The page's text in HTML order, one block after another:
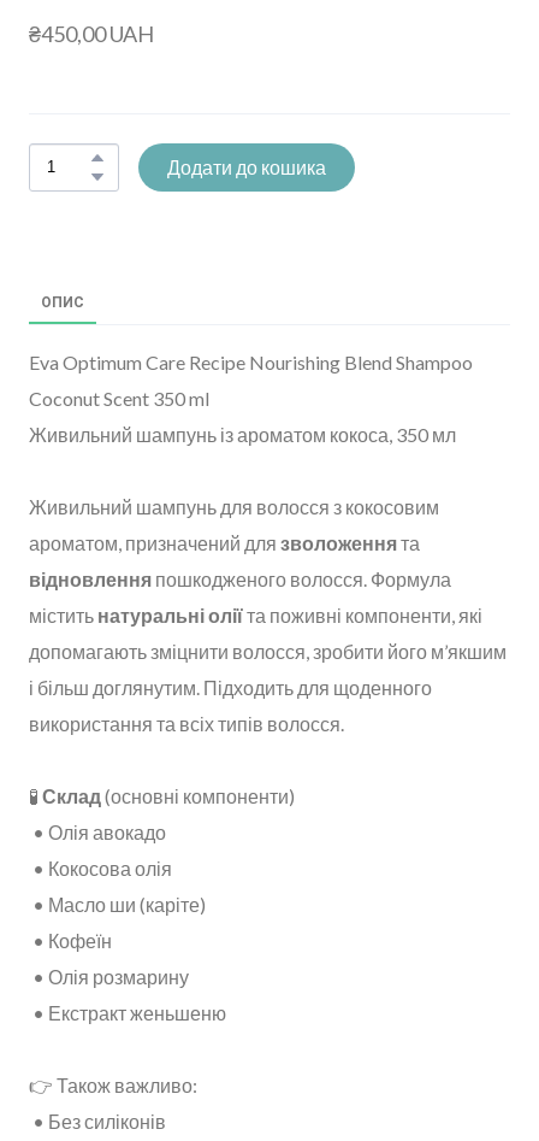
₴450,00 UAH
Додати до кошика
ОПИС
Eva Optimum Care Recipe Nourishing Blend Shampoo
Coconut Scent 350 ml
Живильний шампунь із ароматом кокоса, 350 мл
Живильний шампунь для волосся з кокосовим
ароматом, призначений для зволоженнята
відновлення пошкодженого волосся. Формула
містить натуральні оліїта поживні компоненти, які
допомагають зміцнити волосся, зробити його м’якшим
і більш доглянутим. Підходить для щоденного
використання та всіх типів волосся.
🧪 Склад (основні компоненти)
• Олія авокадо
• Кокосова олія
• Масло ши (каріте)
• Кофеїн
• Олія розмарину
• Екстракт женьшеню
👉 Також важливо:
• Без силіконів